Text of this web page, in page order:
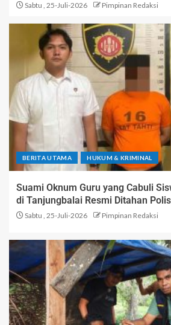
Sabtu , 25-Juli-2026 Pimpinan Redaksi
BERITA UTAMA HUKUM & KRIMINAL
Suami Oknum Guru yang Cabuli
di Tanjungbalai Resmi Ditahan
Sabtu , 25-Juli-2026 Pimpinan Redaksi